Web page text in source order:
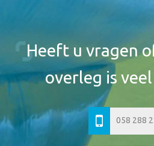
Header
Heeft u vragen
overleg is
058 288